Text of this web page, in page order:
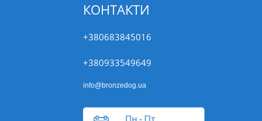
КОНТАКТИ
+380683845016
+380933549649
info@bronzedog.ua